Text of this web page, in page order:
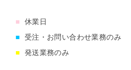
■
休業日
■
受注・お問い合わせ業務のみ
■ 発送業務のみ